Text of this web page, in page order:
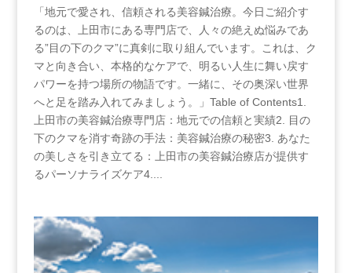
「地元で愛され、信頼される美容鍼治療。今日ご紹介す
るのは、上田市にある専門店で、人々の絶えぬ悩みであ
る”目の下のクマ”に真剣に取り組んでいます。これは、ク
マと向き合い、本格的なケアで、明るい人生に舞い戻す
パワーを持つ場所の物語です。一緒に、その奥深い世界
へと足を踏み入れてみましょう。」Table of Contents1.
上田市の美容鍼治療専門店：地元での信頼と実績2. 目の
下のクマを消す奇跡の手法：美容鍼治療の秘密3. あなた
の美しさを引き立てる：上田市の美容鍼治療店が提供す
るパーソナライズケア4....